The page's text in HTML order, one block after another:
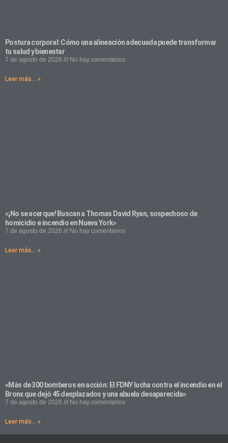
Postura corporal: Cómo una alineación adecuada puede transformar
tu salud y bienestar
7 de agosto de 2026 No hay comentarios
Leer más... »
«¡No se acerque! Buscan a Thomas David Ryan, sospechoso de
homicidio e incendio en Nueva York»
7 de agosto de 2026 No hay comentarios
Leer más... »
«Más de 300 bomberos en acción: El FDNY lucha contra el incendio en el
Bronx que dejó 45 desplazados y una abuela desaparecida»
7 de agosto de 2026 No hay comentarios
Leer más... »